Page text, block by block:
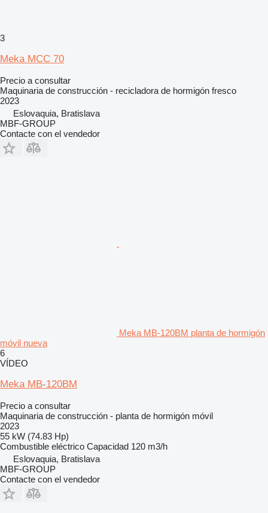
3
Meka MCC 70
Precio a consultar
Maquinaria de construcción - recicladora de hormigón fresco
2023
Eslovaquia, Bratislava
MBF-GROUP
Contacte con el vendedor
Meka MB-120BM planta de hormigón
móvil nueva
6
VÍDEO
Meka MB-120BM
Precio a consultar
Maquinaria de construcción - planta de hormigón móvil
2023
55 kW (74.83 Hp)
Combustible eléctrico Capacidad 120 m3/h
Eslovaquia, Bratislava
MBF-GROUP
Contacte con el vendedor